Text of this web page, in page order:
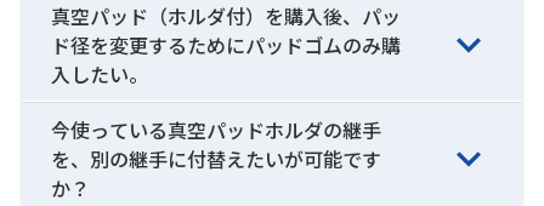
真空パッド（ホルダ付）を購入後、パッ
ド径を変更するためにパッドゴムのみ購
入したい。
今使っている真空パッドホルダの継手
を、別の継手に付替えたいが可能です
か？